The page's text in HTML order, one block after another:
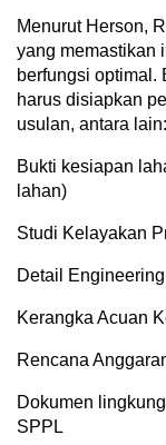
Menurut Herson,
yang memastikan
berfungsi optimal.
harus disiapkan
usulan, antara lain:
Bukti kesiapan
lahan)
Studi Kelayakan
Detail
Kerangka Acuan
Rencana
Dokumen
SPPL